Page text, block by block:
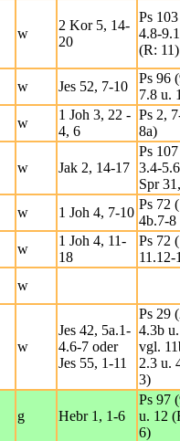
w
2 Kor 5, 14-
20
Ps
4.8-
(R: 11)
w Jes 52, 7-10
Ps 96
7.8 u.
w
1 Joh 3, 22 -
4, 6
Ps 2,
8a)
w Jak 2, 14-17
Ps
3.4-
Spr
w 1 Joh 4, 7-10
Ps 72
4b.7-8
w
1 Joh 4, 11-
18
Ps 72
11.12-
w
w
Jes 42, 5a.1-
4.6-7 oder
Jes 55, 1-11
Ps 29
4.3b
vgl.
2.3 u.
3)
g Hebr 1, 1-6
Ps 97
u. 12
6)